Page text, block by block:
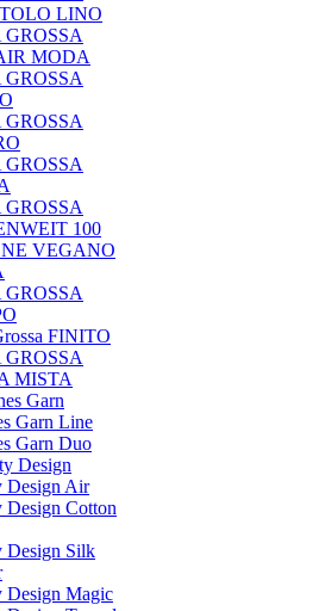
LINO
MODA
100
VEGANO
FINITO
MISTA
Garn
Garn Line
Garn Duo
Design
Design Air
Cotton
Design Silk
Design Magic